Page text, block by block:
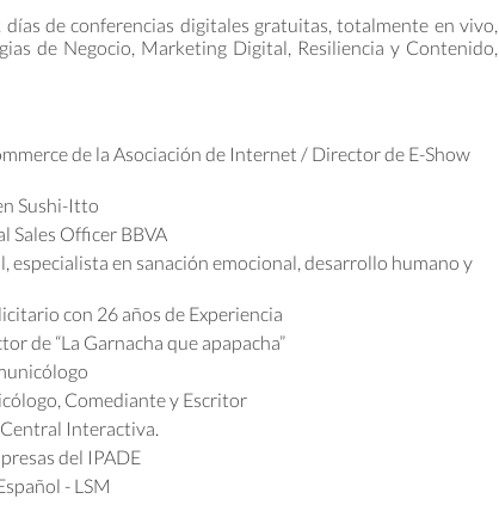
de conferencias digitales gratuitas, totalmente en vivo,
de Negocio, Marketing Digital, Resiliencia y Contenido,
de la Asociación de Internet / Director de E-Show
Sushi-Itto
Sales Officer BBVA
en sanación emocional, desarrollo humano y
con 26 años de Experiencia
de “La Garnacha que apapacha”
Comediante y Escritor
Interactiva.
del IPADE
- LSM